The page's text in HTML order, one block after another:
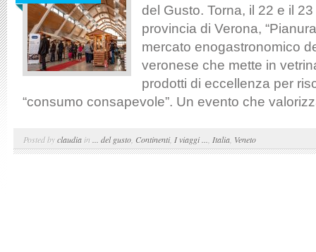
del Gusto. Torna, il 22 e il
provincia di Verona,
mercato enogastronomico
veronese che mette in
prodotti di eccellenza per
“consumo consapevole”. Un evento che
Posted byclaudia in ... del gusto Continenti, I viaggi ... Italia Veneto